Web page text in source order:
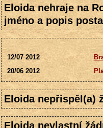
Eloida nehraje na
jméno a popis
12/07 2012
20/06 2012
Eloida nepřispěl(a)
Eloida nevlastní